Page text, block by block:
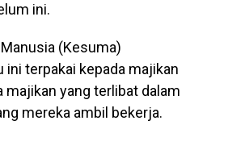
ini.
(Kesuma)
terpakai kepada majikan
majikan yang terlibat dalam
mereka ambil bekerja.